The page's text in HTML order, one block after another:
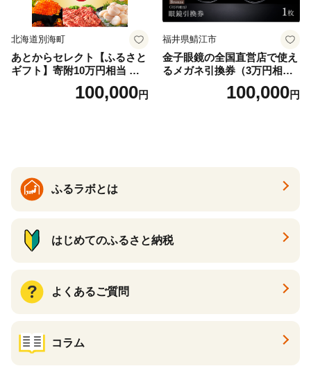
北海道別海町
あとからセレクト【ふるさと
ギフト】寄附10万円相当 あ
とから選べる！ ギフト いく
ら ほたて 海鮮 牛肉 別海町
ギフト ふるさと納税 ）
100,000円
福井県鯖江市
金子眼鏡の全国直営店で使え
るメガネ引換券（3万円相
100,000円
ふるラボとは
はじめてのふるさと納税
よくあるご質問
コラム